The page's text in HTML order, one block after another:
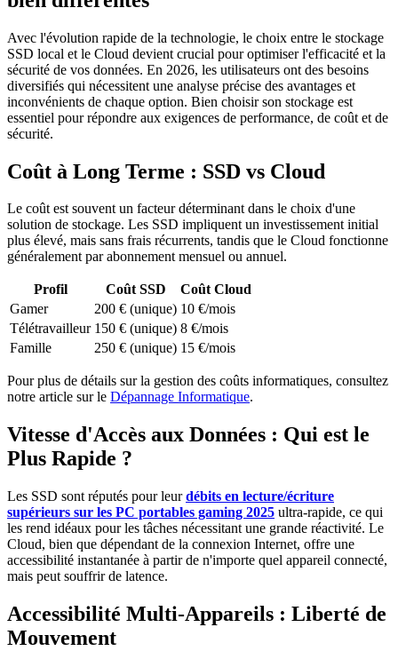
Avec l'évolution rapide de la technologie, le choix entre le stockage
SSD local et le Cloud devient crucial pour optimiser l'efficacité et la
sécurité de vos données. En 2026, les utilisateurs ont des besoins
diversifiés qui nécessitent une analyse précise des avantages et
inconvénients de chaque option. Bien choisir son stockage est
essentiel pour répondre aux exigences de performance, de coût et de
sécurité.
Coût à Long Terme : SSD vs Cloud
Le coût est souvent un facteur déterminant dans le choix d'une
solution de stockage. Les SSD impliquent un investissement initial
plus élevé, mais sans frais récurrents, tandis que le Cloud fonctionne
généralement par abonnement mensuel ou annuel.
Profil Coût SSD
Coût Cloud
Gamer
200 € (unique) 10 €/mois
Télétravailleur 150 € (unique) 8 €/mois
Famille
250 € (unique) 15 €/mois
Pour plus de détails sur la gestion des coûts informatiques, consultez
notre article sur le Dépannage Informatique.
Vitesse d'Accès aux Données : Qui est le
Plus Rapide ?
Les SSD sont réputés pour leurdébits en lecture/écriture
supérieurs sur les PC portables gaming 2025 ultra-rapide, ce qui
les rend idéaux pour les tâches nécessitant une grande réactivité. Le
Cloud, bien que dépendant de la connexion Internet, offre une
accessibilité instantanée à partir de n'importe quel appareil connecté,
mais peut souffrir de latence.
Accessibilité Multi-Appareils : Liberté de
Mouvement